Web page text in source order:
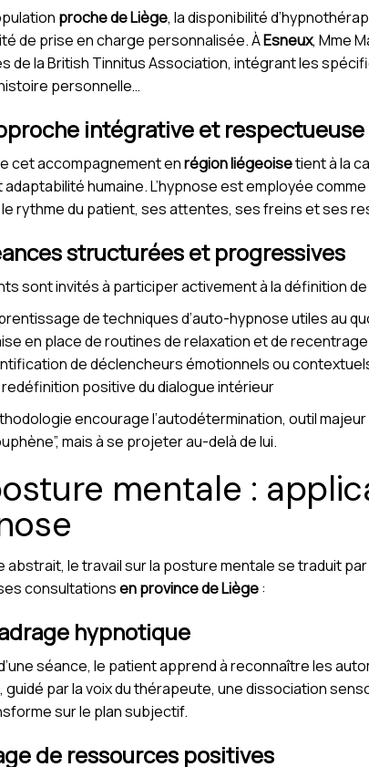
proche de Liège, la disponibilité
de prise en charge personnalisée. ÀEsneux, Mme
de la British Tinnitus Association, intégrant les
personnelle…
intégrative et respectueuse
cet accompagnement enrégion liégeoisetient à la
adaptabilité humaine. L’hypnose est employée
rythme du patient, ses attentes, ses freins et ses
structurées et progressives
sont invités à participer activement à la définition
de techniques d’auto-hypnose utiles au
en place de routines de relaxation et de recentrage
de déclencheurs émotionnels ou
positive du dialogue intérieur
encourage l’autodétermination, outil
mais à se projeter au-delà de lui.
mentale :
abstrait, le travail sur la posture mentale se traduit
consultationsen province de Liège:
hypnotique
séance, le patient apprend à reconnaître les
guidé par la voix du thérapeute, une dissociation
sur le plan subjectif.
de ressources positives